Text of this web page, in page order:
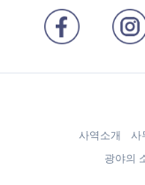
사역소개 사
광야의